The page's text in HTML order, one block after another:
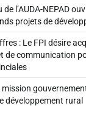
de l’AUDA-NEPAD
projets de
: Le FPI désire
de communication
mission
développement rural